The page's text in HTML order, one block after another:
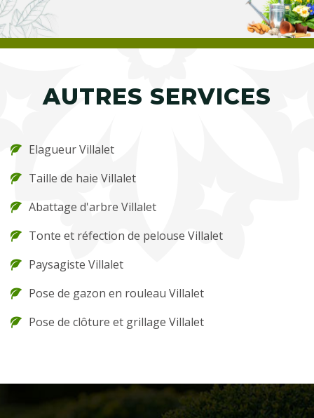
AUTRES SERVICES
Elagueur Villalet
Taille de haie Villalet
Abattage d'arbre Villalet
Tonte et réfection de pelouse Villalet
Paysagiste Villalet
Pose de gazon en rouleau Villalet
Pose de clôture et grillage Villalet